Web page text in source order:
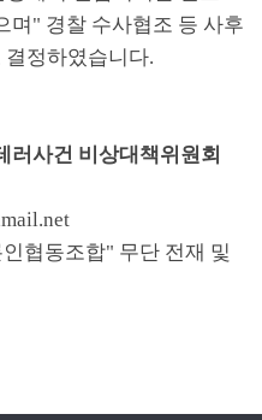
며 " 경찰 수사협조 등 사후
결정하였습니다.
러사건 비상대책위원회
협동조합" 무단 전재 및